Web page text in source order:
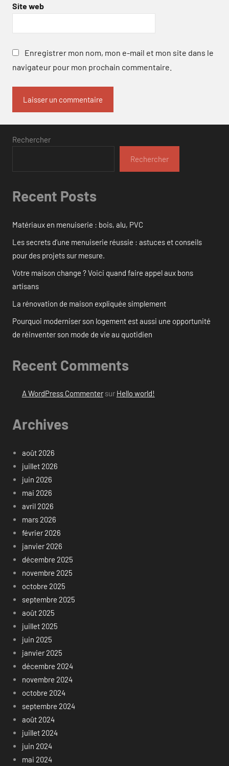
Site web
Enregistrer mon nom, mon e-mail et mon site dans le
navigateur pour mon prochain commentaire.
Rechercher
Rechercher
Recent Posts
Matériaux en menuiserie : bois, alu, PVC
Les secrets d’une menuiserie réussie : astuces et conseils
pour des projets sur mesure.
Votre maison change ? Voici quand faire appel aux bons
artisans
La rénovation de maison expliquée simplement
Pourquoi moderniser son logement est aussi une opportunité
de réinventer son mode de vie au quotidien
Recent Comments
A WordPress Commentersur Hello world!
Archives
août 2026
juillet 2026
juin 2026
mai 2026
avril 2026
mars 2026
février 2026
janvier 2026
décembre 2025
novembre 2025
octobre 2025
septembre 2025
août 2025
juillet 2025
juin 2025
janvier 2025
décembre 2024
novembre 2024
octobre 2024
septembre 2024
août 2024
juillet 2024
juin 2024
mai 2024